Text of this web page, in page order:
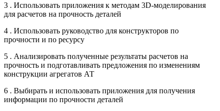
3 . Использовать приложения к методам 3D-моделирования
для расчетов на прочность деталей
4 . Использовать руководство для конструкторов по
прочности и по ресурсу
5 . Анализировать полученные результаты расчетов на
прочность и подготавливать предложения по изменениям
конструкции агрегатов АТ
6 . Выбирать и использовать приложения для получения
информации по прочности деталей